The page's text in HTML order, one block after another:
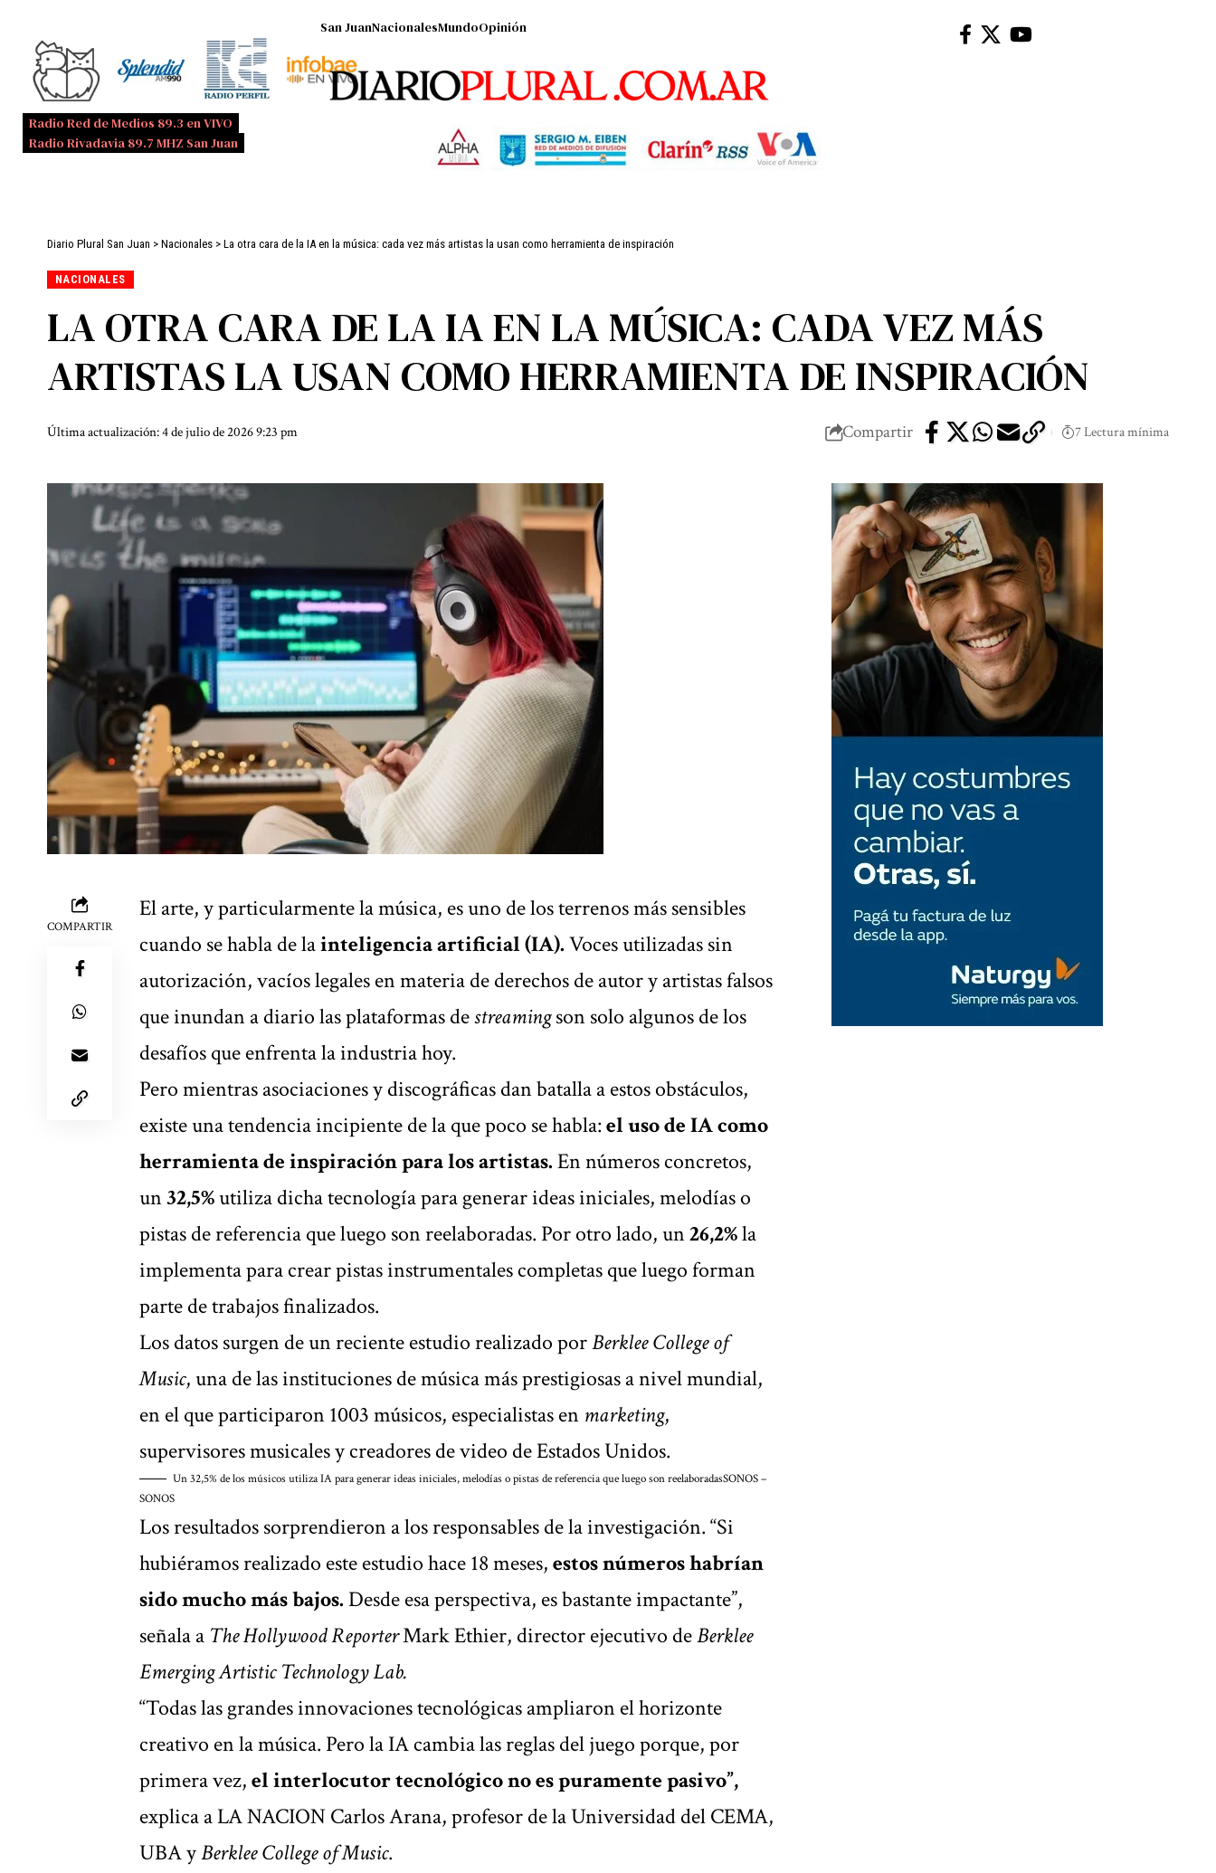
Radio Red de Medios 89.3 en VIVO
Radio Rivadavia 89.7 MHZ San Juan
San JuanNacionalesMundoOpinión
Diario Plural San Juan > Nacionales > La otra cara de la IA en la música: cada vez más artistas la usan como herramienta de inspiración
NACIONALES
LA OTRA CARA DE LA IA EN LA MÚSICA: CADA VEZ MÁS
ARTISTAS LA USAN COMO HERRAMIENTA DE INSPIRACIÓN
Última actualización: 4 de julio de 2026 9:23 pm Compartir 7 Lectura mínima
COMPARTIR
El arte, y particularmente la música, es uno de los terrenos más sensibles
cuando se habla de lainteligencia artificial (IA).Voces utilizadas sin
autorización, vacíos legales en materia de derechos de autor yartistas falsos
que inundan a diario las plataformas destreamingson solo algunos de los
desafíos que enfrenta la industria hoy.
Pero mientras asociaciones y discográficas dan batalla a estos obstáculos,
existe una tendencia incipiente de la que poco se habla:el uso de IA como
herramienta de inspiración para los artistas.En números concretos,
un32,5%utiliza dicha tecnología para generar ideas iniciales, melodías o
pistas de referencia que luego son reelaboradas. Por otro lado, un26,2%la
implementa para crear pistas instrumentales completas que luego forman
parte de trabajos finalizados.
Los datos surgen de unreciente estudiorealizado porBerklee College of
Music, una de las instituciones de música más prestigiosas a nivel mundial,
en el que participaron 1003 músicos, especialistas en marketing,
supervisores musicales y creadores de video de Estados Unidos.
Un 32,5% de los músicos utiliza IA para generar ideas iniciales, melodías o pistas de referencia que luego son reelaboradasSONOS –
SONOS
Los resultados sorprendieron a los responsables de la investigación. “Si
hubiéramos realizado este estudio hace 18 meses,estos números habrían
sido mucho más bajos. Desde esa perspectiva, es bastante impactante”,
señala a The Hollywood ReporterMark Ethier, director ejecutivo deBerklee
Emerging Artistic Technology Lab.
“Todas las grandes innovaciones tecnológicas ampliaron el horizonte
creativo en la música. Pero la IA cambia las reglas del juego porque, por
primera vez,el interlocutor tecnológico no es puramente pasivo”,
explica a LA NACION Carlos Arana, profesor de la Universidad del CEMA,
UBA yBerklee College of Music.